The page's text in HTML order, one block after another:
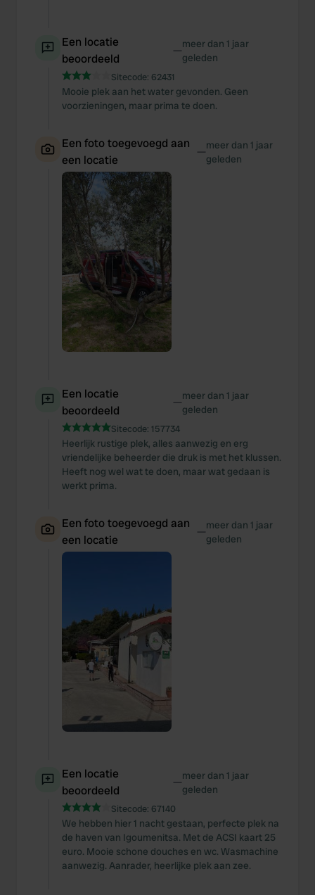
Een locatie
beoordeeld
—meer dan 1 jaar
geleden
Sitecode: 62431
Mooie plek aan het water gevonden. Geen
voorzieningen, maar prima te doen.
Een foto toegevoegd aan
een locatie
—meer dan 1 jaar
geleden
Een locatie
beoordeeld
—meer dan 1 jaar
geleden
Sitecode: 157734
Heerlijk rustige plek, alles aanwezig en erg
vriendelijke beheerder die druk is met het klussen.
Heeft nog wel wat te doen, maar wat gedaan is
werkt prima.
Een foto toegevoegd aan
een locatie
—meer dan 1 jaar
geleden
Een locatie
beoordeeld
—meer dan 1 jaar
geleden
Sitecode: 67140
We hebben hier 1 nacht gestaan, perfecte plek na
de haven van Igoumenitsa. Met de ACSI kaart 25
euro. Mooie schone douches en wc. Wasmachine
aanwezig. Aanrader, heerlijke plek aan zee.